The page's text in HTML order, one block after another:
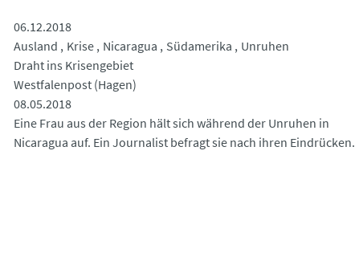
06.12.2018
Ausland Krise Nicaragua Südamerika
Unruhen
Draht ins Krisengebiet
Westfalenpost (Hagen)
08.05.2018
Eine Frau aus der Region hält sich während der Unruhen in
Nicaragua auf. Ein Journalist befragt sie nach ihren Eindrücken.